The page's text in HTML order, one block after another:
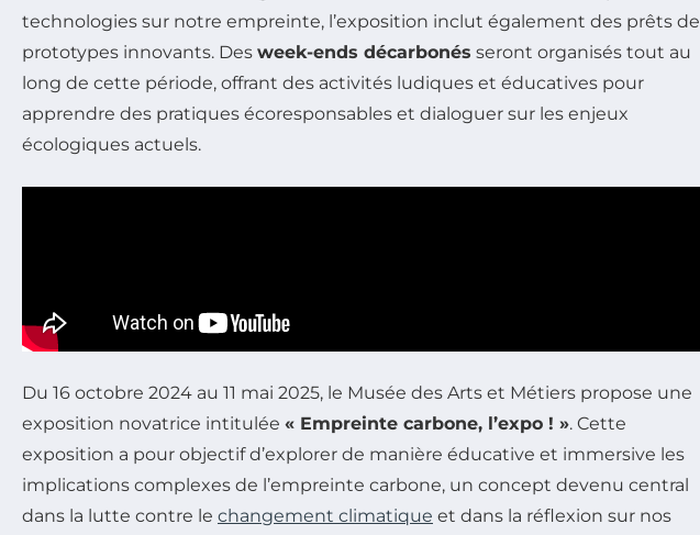
technologies sur notre empreinte, l’exposition inclut également des prêts de
prototypes innovants. Des week-ends décarbonés seront organisés tout au
long de cette période, offrant des activités ludiques et éducatives pour
apprendre des pratiques écoresponsables et dialoguer sur les enjeux
écologiques actuels.
Du 16 octobre 2024 au 11 mai 2025, le Musée des Arts et Métiers propose une
exposition novatrice intitulée « Empreinte carbone, l’expo ! ». Cette
exposition a pour objectif d’explorer de manière éducative et immersive les
implications complexes de l’empreinte carbone, un concept devenu central
dans la lutte contre le changement climatique et dans la réflexion sur nos